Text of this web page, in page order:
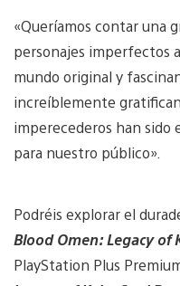
«Queríamos contar una
personajes imperfectos
mundo original y
increíblemente
imperecederos han sido
para nuestro público».
Podréis explorar el
Blood Omen: Legacy of
PlayStation Plus